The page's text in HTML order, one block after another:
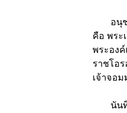
อนุชะ
คือ พระ
พระองค์
ราชโอ
เจ้าจอม
นันทิศั